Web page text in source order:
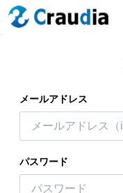
メールアドレス
パスワード